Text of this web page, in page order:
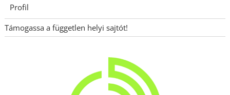
Profil
Támogassa a független helyi sajtót!